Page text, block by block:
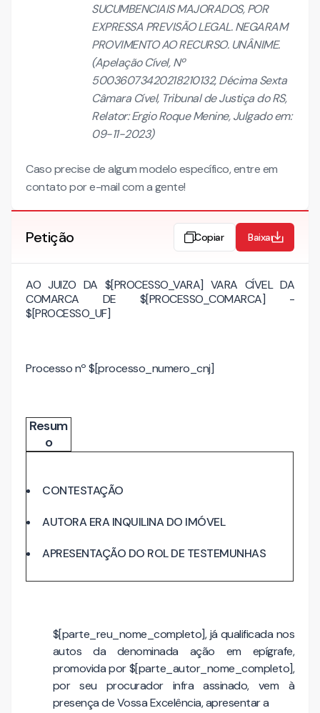
SUCUMBENCIAIS MAJORADOS, POR
EXPRESSA PREVISÃO LEGAL. NEGARAM
PROVIMENTO AO RECURSO. UNÂNIME.
(Apelação Cível, Nº
50036073420218210132, Décima Sexta
Câmara Cível, Tribunal de Justiça do RS,
Relator: Ergio Roque Menine, Julgado em:
09-11-2023)
Caso precise de algum modelo específico, entre em
contato por e-mail com a gente!
Petição Copiar Baixar
AO JUIZO DA $[PROCESSO_VARA] VARA CÍVEL DA
COMARCA DE $[PROCESSO_COMARCA] -
$[PROCESSO_UF]
Processo nº $[processo_numero_cnj]
Resum
o
CONTESTAÇÃO
AUTORA ERA INQUILINA DO IMÓVEL
APRESENTAÇÃO DO ROL DE TESTEMUNHAS
$[parte_reu_nome_completo], já qualificada nos
autos da denominada ação em epígrafe,
promovida por $[parte_autor_nome_completo],
por seu procurador infra assinado, vem à
presença de Vossa Excelência, apresentar a